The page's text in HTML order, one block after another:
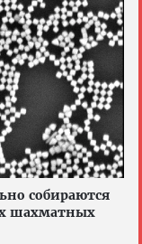
собираются
шахматных